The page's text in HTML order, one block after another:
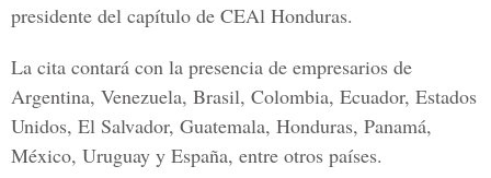
presidente del capítulo de CEAl Honduras.
La cita contará con la presencia de empresarios de
Argentina, Venezuela, Brasil, Colombia, Ecuador, Estados
Unidos, El Salvador, Guatemala, Honduras, Panamá,
México, Uruguay y España, entre otros países.